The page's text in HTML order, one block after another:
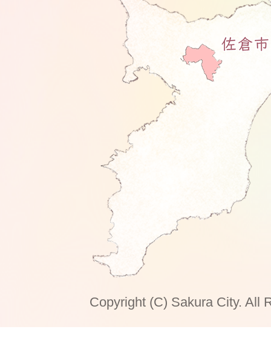
Copyright (C) Sakura City. All